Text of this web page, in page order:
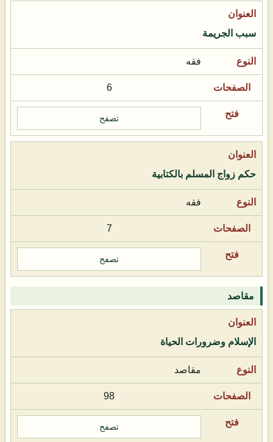
سبب الجريمة
فقه
6
تصفح
حكم زواج المسلم بالكتابية
فقه
7
تصفح
مقاصد
الإسلام وضرورات الحياة
مقاصد
98
تصفح